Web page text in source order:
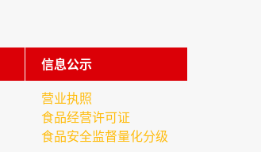
信息公示
营业执照
食品经营许可证
食品安全监督量化分级